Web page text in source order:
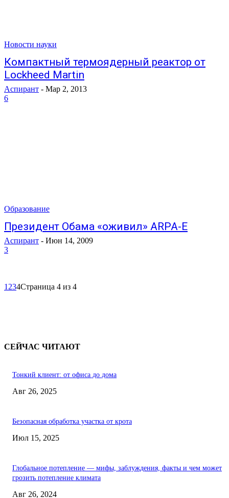
Новости науки
Компактный термоядерный реактор от
Lockheed Martin
Аспирант - Мар 2, 2013
6
Образование
Президент Обама «оживил» ARPA-E
Аспирант - Июн 14, 2009
3
1 234Страница 4 из 4
СЕЙЧАС ЧИТАЮТ
Тонкий клиент: от офиса до дома
Авг 26, 2025
Безопасная обработка участка от крота
Июл 15, 2025
Глобальное потепление — мифы, заблуждения, факты и чем может
грозить потепление климата
Авг 26, 2024